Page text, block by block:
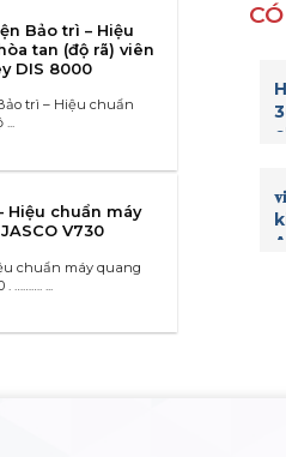
Bảo trì – Hiệu
tan (độ rã) viên
DIS 8000
trì – Hiệu chuẩn
Hiệu chuẩn máy
V730
chuẩn máy quang
………. ...